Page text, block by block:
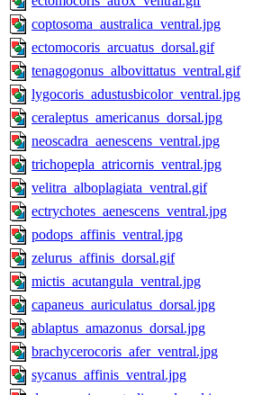
coptosoma_australica_ventral.jpg
ectomocoris_arcuatus_dorsal.gif
tenagogonus_albovittatus_ventral.gif
lygocoris_adustusbicolor_ventral.jpg
ceraleptus_americanus_dorsal.jpg
neoscadra_aenescens_ventral.jpg
trichopepla_atricornis_ventral.jpg
velitra_alboplagiata_ventral.gif
ectrychotes_aenescens_ventral.jpg
podops_affinis_ventral.jpg
zelurus_affinis_dorsal.gif
mictis_acutangula_ventral.jpg
capaneus_auriculatus_dorsal.jpg
ablaptus_amazonus_dorsal.jpg
brachycerocoris_afer_ventral.jpg
sycanus_affinis_ventral.jpg